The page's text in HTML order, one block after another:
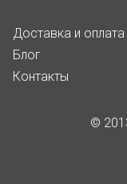
Доставка и оплата
Блог
Контакты
©